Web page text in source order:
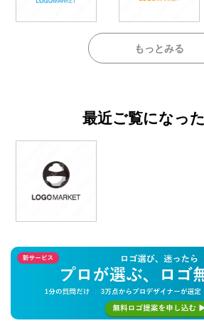
もっとみる
最近ご覧になっ